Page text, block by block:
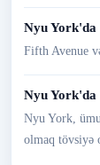
Nyu York'da
Fifth Avenue
Nyu York'da
Nyu York,
olmaq tövsiyə